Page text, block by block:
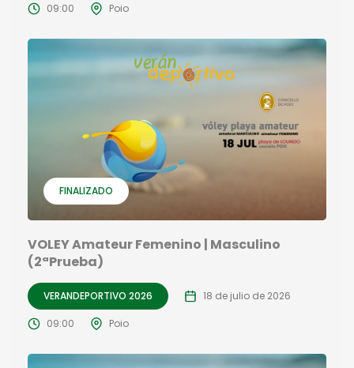
09:00 Poio
FINALIZADO
VOLEY Amateur Femenino | Masculino
(2ªPrueba)
VERANDEPORTIVO 2026 18 de julio de 2026
09:00 Poio